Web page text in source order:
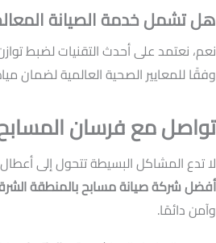
هل تشمل خدمة الصيانة
نعم، نعتمد على أحدث التقنيات لضبط
وفقًا للمعايير الصحية العالمية لضمان
تواصل مع فرسان
لا تدع المشاكل البسيطة تتحول إلى
أفضل شركة صيانة مسابح بالمنطقة
وآمن دائمًا.